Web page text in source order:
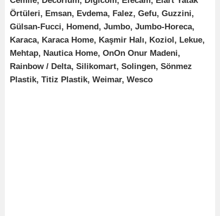
Örtüleri, Emsan, Evdema, Falez, Gefu, Guzzini,
Gülsan-Fucci, Homend, Jumbo, Jumbo-Horeca,
Karaca, Karaca Home, Kaşmir Halı, Koziol, Lekue,
Mehtap, Nautica Home, OnOn Onur Madeni,
Rainbow / Delta, Silikomart, Solingen, Sönmez
Plastik, Titiz Plastik, Weimar, Wesco